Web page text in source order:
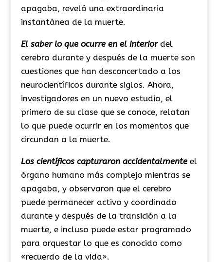
apagaba, reveló una extraordinaria
instantánea de la muerte.
El saber lo que ocurre en el interiordel
cerebro durante y después de la muerte son
cuestiones que han desconcertado a los
neurocientíficos durante siglos. Ahora,
investigadores en un nuevo estudio, el
primero de su clase que se conoce, relatan
lo que puede ocurrir en los momentos que
circundan a la muerte.
Los científicos capturaron accidentalmenteel
órgano humano más complejo mientras se
apagaba, y observaron que el cerebro
puede permanecer activo y coordinado
durante y después de la transición a la
muerte, e incluso puede estar programado
para orquestar lo que es conocido como
«recuerdo de la vida».